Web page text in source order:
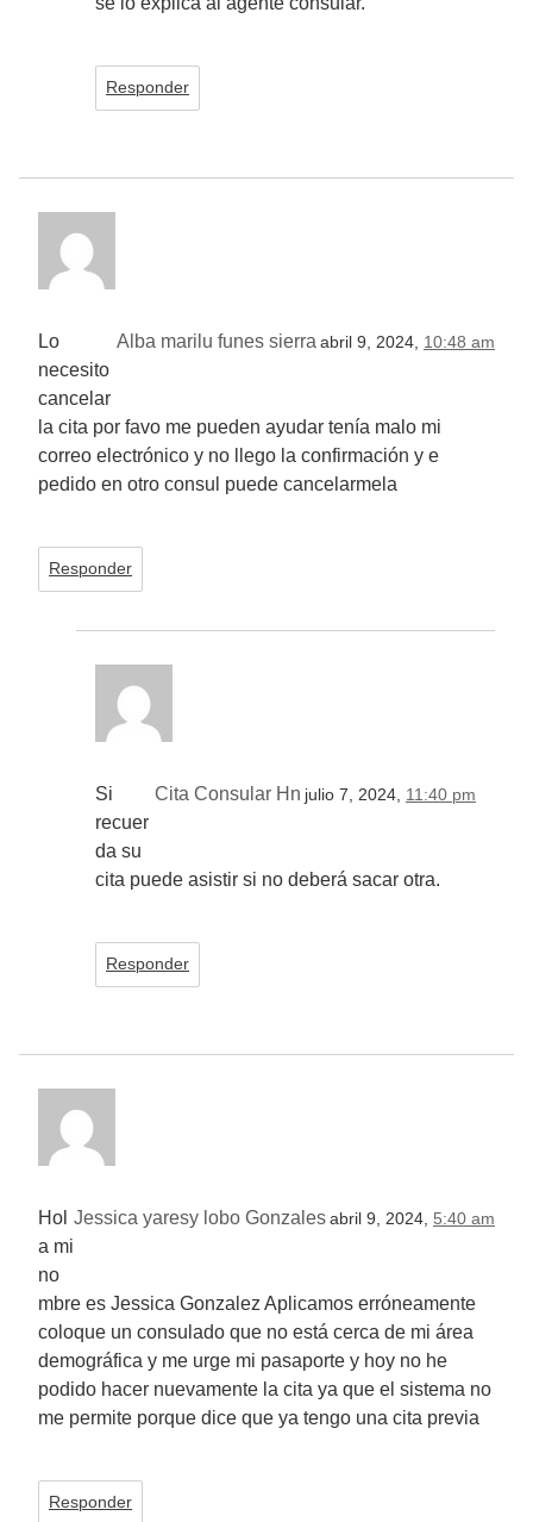
Responder
Alba marilu funes sierra abril 9, 2024, 10:48 am
Lo
necesito
cancelar
la cita por favo me pueden ayudar tenía malo mi
correo electrónico y no llego la confirmación y e
pedido en otro consul puede cancelarmela
Responder
Cita Consular Hn julio 7, 2024, 11:40 pm
Si
recuer
da su
cita puede asistir si no deberá sacar otra.
Responder
Jessica yaresy lobo Gonzales abril 9, 2024, 5:40 am
Hol
a mi
no
mbre es Jessica Gonzalez Aplicamos erróneamente
coloque un consulado que no está cerca de mi área
demográfica y me urge mi pasaporte y hoy no he
podido hacer nuevamente la cita ya que el sistema no
me permite porque dice que ya tengo una cita previa
Responder